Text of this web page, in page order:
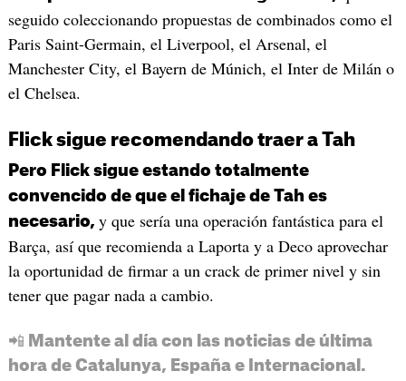
seguido coleccionando propuestas de combinados como el
Paris Saint-Germain, el Liverpool, el Arsenal, el
Manchester City, el Bayern de Múnich, el Inter de Milán o
el Chelsea.
Flick sigue recomendando traer a Tah
Pero Flick sigue estando totalmente
convencido de que el fichaje de Tah es
necesario, y que sería una operación fantástica para el
Barça, así que recomienda a Laporta y a Deco aprovechar
la oportunidad de firmar a un crack de primer nivel y sin
tener que pagar nada a cambio.
📲 Mantente al día con las noticias de última
hora de Catalunya, España e Internacional.